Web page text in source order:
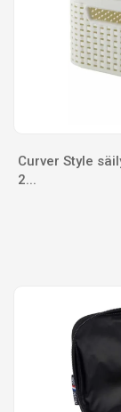
Curver Style
2...